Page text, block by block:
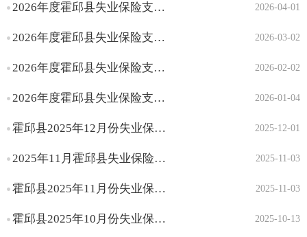
2026-04-01
2026年度霍邱县失业保险支持参保职工技能提升补贴人员名单公示（第四批）
2026-03-02
2026年度霍邱县失业保险支持参保职工技能提升补贴人员名单公示（第三批）
2026-02-02
2026年度霍邱县失业保险支持参保职工技能提升补贴人员名单公示（第二批）
2026-01-04
2026年度霍邱县失业保险支持参保职工技能提升补贴人员名单公示（第一批）
2025-12-01
霍邱县2025年12月份失业保险支持参保职工技能提升补贴人员名单公示
2025-11-03
2025年11月霍邱县失业保险待遇新增人员名单信息公示
2025-11-03
霍邱县2025年11月份失业保险支持参保职工技能提升补贴人员名单公示
2025-10-13
霍邱县2025年10月份失业保险支持参保职工技能提升补贴人员名单公示